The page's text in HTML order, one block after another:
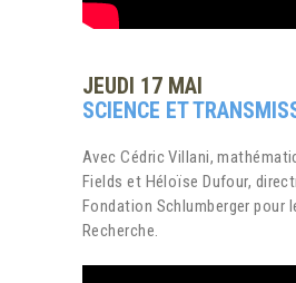
JEUDI 17 MAI
SCIENCE ET
Avec Cédric Villani,
Fields et Héloïse Dufour,
Fondation Schlumberger pour
Recherche.